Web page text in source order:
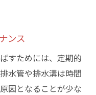
ンス
すためには、定期的
水管や排水溝は時間
因となることが少な